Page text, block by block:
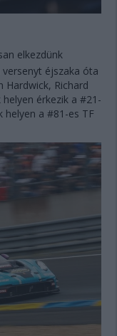
elkezdünk
éjszaka óta
Hardwick, Richard
érkezik a #21-
helyen a #81-es TF